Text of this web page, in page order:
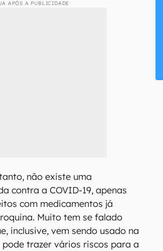
APÓS A PUBLICIDADE
não existe uma
contra a COVID-19, apenas
com medicamentos já
Muito tem se falado
inclusive, vem sendo usado na
trazer vários riscos para a